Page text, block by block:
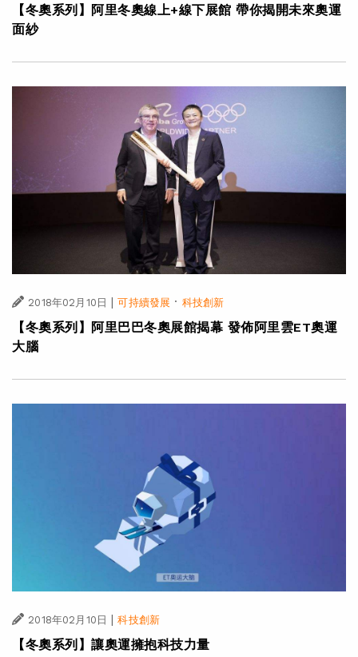
【冬奧系列】阿里冬奧線上+線下展館 帶你揭開未來奧運
面紗
2018年02月10日 | 可持續發展 · 科技創新
【冬奧系列】阿里巴巴冬奧展館揭幕 發佈阿里雲ET奧運
大腦
2018年02月10日 | 科技創新
【冬奧系列】讓奧運擁抱科技力量